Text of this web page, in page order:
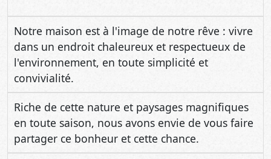
Notre maison est à l'image de notre rêve : vivre
dans un endroit chaleureux et respectueux de
l'environnement, en toute simplicité et
convivialité.
Riche de cette nature et paysages magnifiques
en toute saison, nous avons envie de vous faire
partager ce bonheur et cette chance.